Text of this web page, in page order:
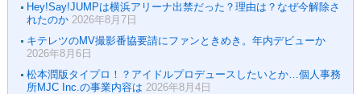
Hey!Say!JUMPは横浜アリーナ出禁だった？理由は？なぜ今解除さ
れたのか 2026年8月7日
キテレツのMV撮影番協要請にファンときめき。年内デビューか
2026年8月6日
松本潤版タイプロ！？アイドルプロデュースしたいとか…個人事務
所MJC Inc.の事業内容は 2026年8月4日